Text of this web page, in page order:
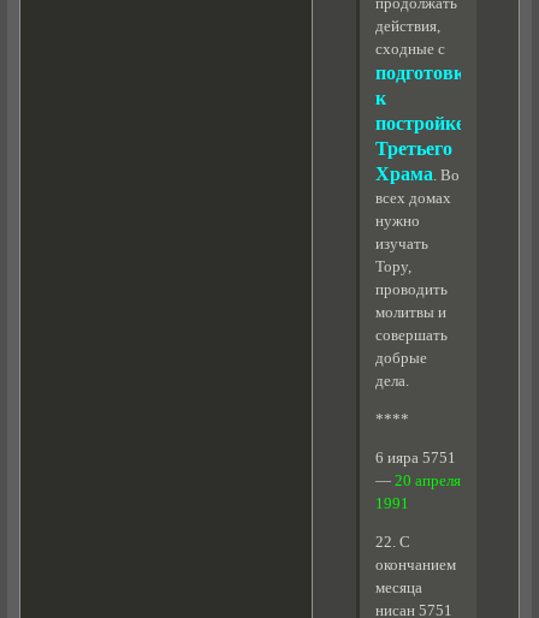
продолжать
действия,
сходные с
подготовкой
к
постройке
Третьего
Храма. Во
всех домах
нужно
изучать
Тору,
проводить
молитвы и
совершать
добрые
дела.
****
6 ияра 5751
— 20 апреля
1991
22. С
окончанием
месяца
нисан 5751